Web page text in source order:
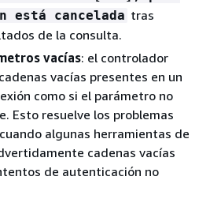
está cancelada tras
de la consulta.
vacías: el controlador
vacías presentes en un
como si el parámetro no
Esto resuelve los problemas
algunas herramientas de
cadenas vacías
de autenticación no